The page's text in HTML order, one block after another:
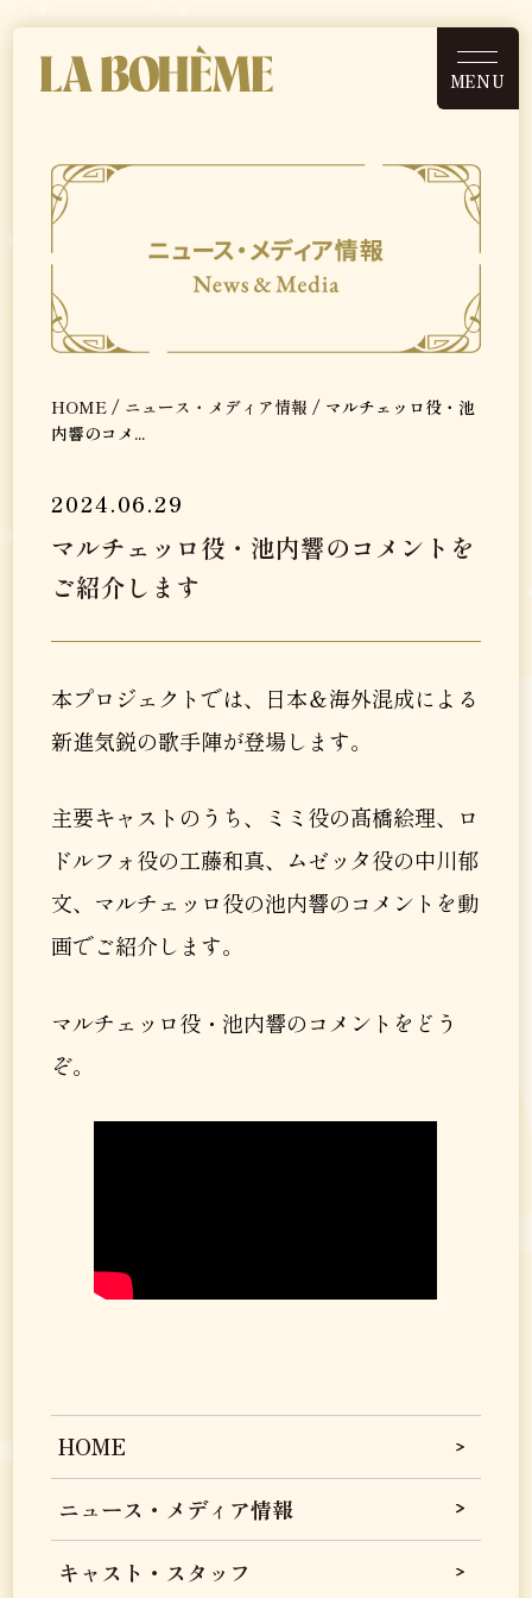
MENU
HOME
キャスト・スタッフ
HOME / ニュース・メディア情報 / マルチェッロ役・池
内響のコメ...
2024.06.29
マルチェッロ役・池内響のコメントを
ご紹介します
本プロジェクトでは、日本＆海外混成による
新進気鋭の歌手陣が登場します。
主要キャストのうち、ミミ役の髙橋絵理、ロ
ドルフォ役の工藤和真、ムゼッタ役の中川郁
文、マルチェッロ役の池内響のコメントを動
画でご紹介します。
マルチェッロ役・池内響のコメントをどう
ぞ。
HOME
ニュース・メディア情報
キャスト・スタッフ